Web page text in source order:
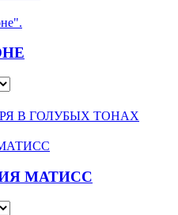
В ГОЛУБЫХ ТОНАХ
МАТИСС